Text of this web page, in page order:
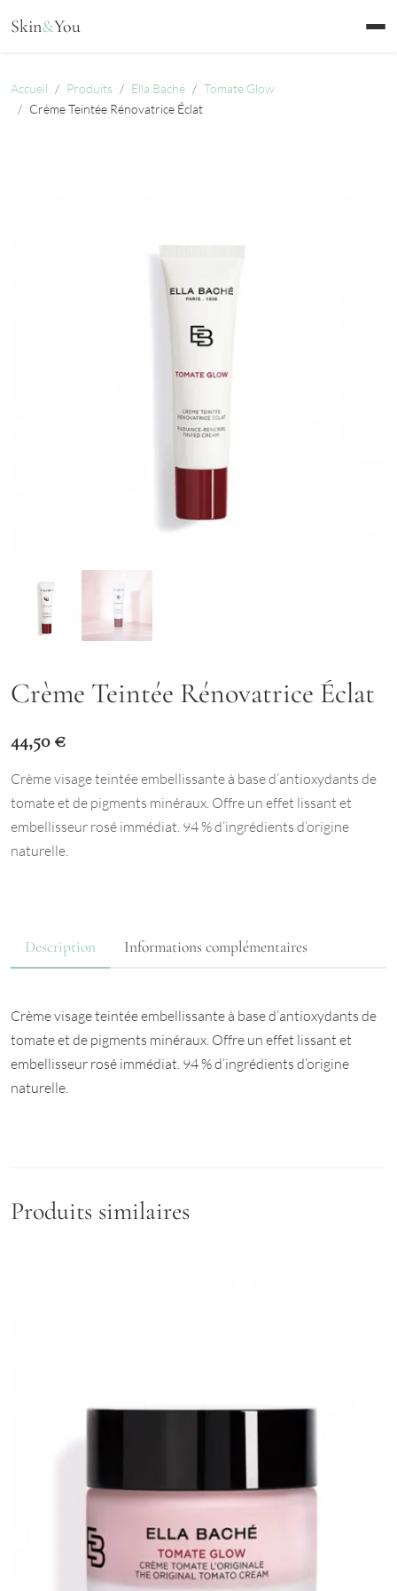
Skin&You
Accueil Produits Ella Baché
Tomate Glow
Crème Teintée Rénovatrice Éclat
Crème Teintée Rénovatrice Éclat
44,50€
Crème visage teintée embellissante à base d’antioxydants de
tomate et de pigments minéraux. Offre un effet lissant et
embellisseur rosé immédiat. 94 % d’ingrédients d’origine
naturelle.
Description Informations complémentaires
Crème visage teintée embellissante à base d’antioxydants de
tomate et de pigments minéraux. Offre un effet lissant et
embellisseur rosé immédiat. 94 % d’ingrédients d’origine
naturelle.
Produits similaires